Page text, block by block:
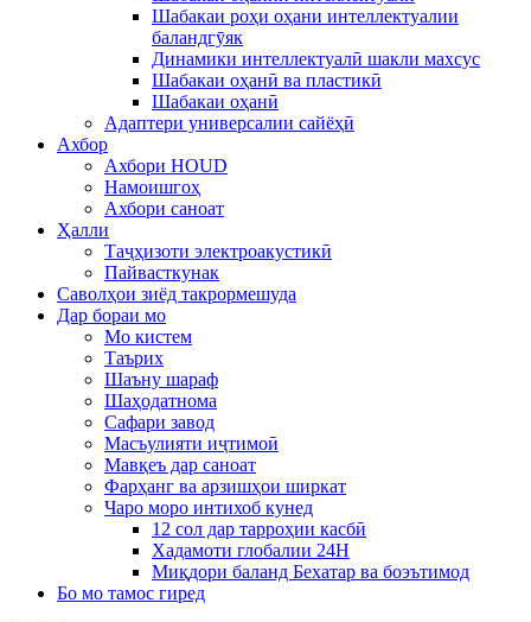
Шабакаи роҳи оҳани интеллектуалии
баландгӯяк
Динамики интеллектуалӣ шакли махсус
Шабакаи оҳанӣ ва пластикӣ
Шабакаи оҳанӣ
Адаптери универсалии сайёҳӣ
Ахбор
Ахбори HOUD
Намоишгоҳ
Ахбори саноат
Ҳалли
Таҷҳизоти электроакустикӣ
Пайвасткунак
Саволҳои зиёд такрормешуда
Дар бораи мо
Мо кистем
Таърих
Шаъну шараф
Шаҳодатнома
Сафари завод
Масъулияти иҷтимоӣ
Мавқеъ дар саноат
Фарҳанг ва арзишҳои ширкат
Чаро моро интихоб кунед
12 сол дар тарроҳии касбӣ
Хадамоти глобалии 24H
Миқдори баланд Бехатар ва боэътимод
Бо мо тамос гиред